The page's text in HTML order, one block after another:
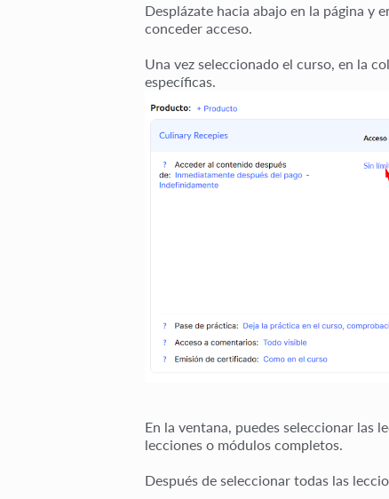
Desplázate hacia abajo en la página y
conceder acceso.
Una vez seleccionado el curso, en la
específicas
En la ventana, puedes seleccionar las
lecciones o módulos completos.
Después de seleccionar todas las